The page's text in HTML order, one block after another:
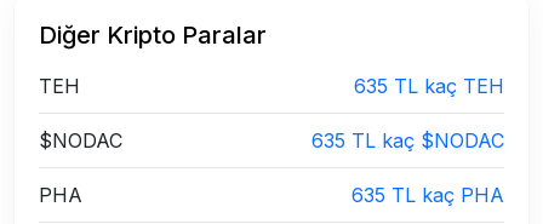
Diğer Kripto Paralar
TEH 635 TL kaç TEH
$NODAC 635 TL kaç $NODAC
PHA 635 TL kaç PHA